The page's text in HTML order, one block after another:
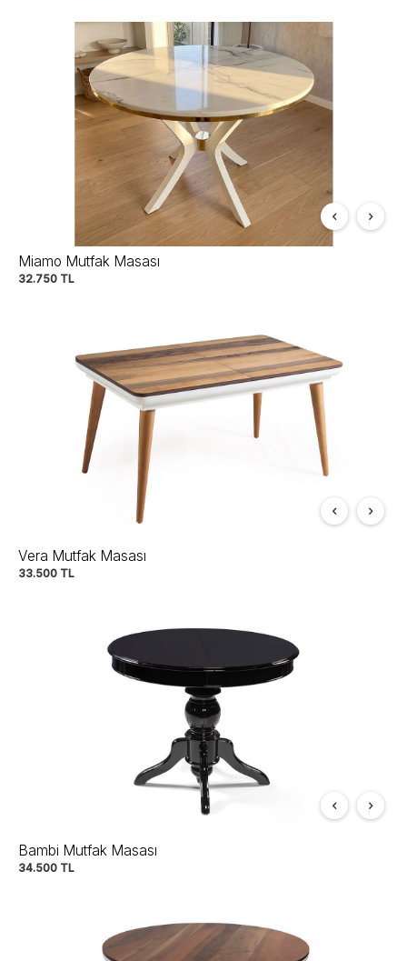
Miamo Mutfak Masası
32.750 TL
Vera Mutfak Masası
33.500 TL
Bambi Mutfak Masası
34.500 TL